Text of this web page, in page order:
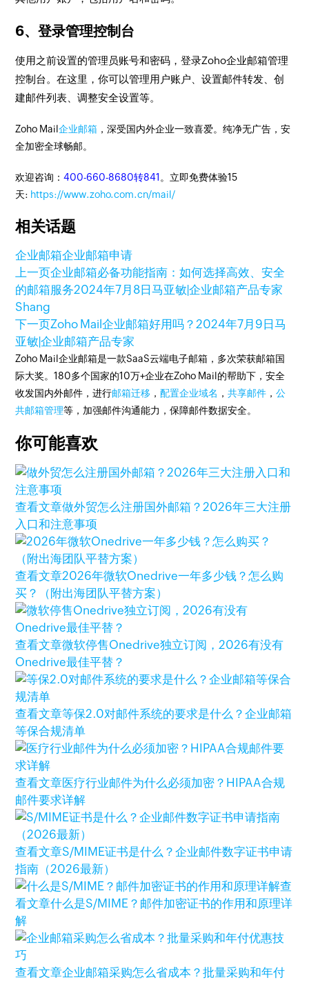
6、登录管理控制台
使用之前设置的管理员账号和密码，登录Zoho企业邮箱管理
控制台。在这里，你可以管理用户账户、设置邮件转发、创
建邮件列表、调整安全设置等。
Zoho Mail企业邮箱 ，深受国内外企业一致喜爱。纯净无广告，安
全加密全球畅邮。
欢迎咨询：400-660-8680转841 。立即免费体验15
天: https://www.zoho.com.cn/mail/
相关话题
企业邮箱企业邮箱申请
上一页企业邮箱必备功能指南：如何选择高效、安全
的邮箱服务2024年7月8日马亚敏|企业邮箱产品专家
Shang
下一页Zoho Mail企业邮箱好用吗？2024年7月9日马
亚敏|企业邮箱产品专家
Zoho Mail企业邮箱是一款SaaS云端电子邮箱，多次荣获邮箱国
际大奖。180多个国家的10万+企业在Zoho Mail的帮助下，安全
收发国内外邮件，进行邮箱迁移 ，配置企业域名 ，共享邮件 ，公
共邮箱管理等，加强邮件沟通能力，保障邮件数据安全。
你可能喜欢
查看文章做外贸怎么注册国外邮箱？2026年三大注册
入口和注意事项
查看文章2026年微软Onedrive一年多少钱？怎么购
买？（附出海团队平替方案）
查看文章微软停售Onedrive独立订阅，2026有没有
Onedrive最佳平替？
查看文章等保2.0对邮件系统的要求是什么？企业邮箱
等保合规清单
查看文章医疗行业邮件为什么必须加密？HIPAA合规
邮件要求详解
查看文章S/MIME证书是什么？企业邮件数字证书申请
指南（2026最新）
查
看文章什么是S/MIME？邮件加密证书的作用和原理详
解
查看文章企业邮箱采购怎么省成本？批量采购和年付